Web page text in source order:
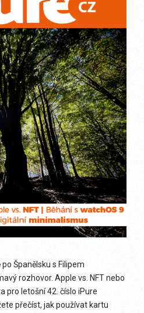
Španělsku s Filipem
rozhovor. Apple vs. NFT nebo
pro letošní 42. číslo iPure
přečíst, jak používat kartu